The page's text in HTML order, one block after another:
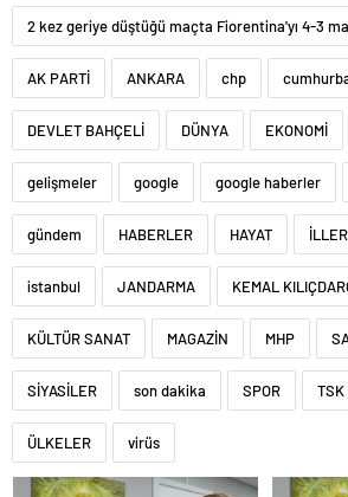
2 kez geriye düştüğü maçta Fiorentina'yı 4-3
AK PARTİ ANKARA chp
DEVLET BAHÇELİ DÜNYA EKONOMİ
gelişmeler google google haberler
gündem HABERLER HAYAT İLLER
istanbul JANDARMA KEMAL
KÜLTÜR SANAT MAGAZİN MHP
SİYASİLER son dakika SPOR TSK
ÜLKELER virüs